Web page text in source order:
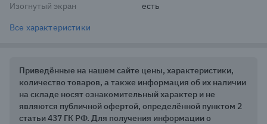
Изогнутый экран
есть
Все характеристики
Приведённые на нашем сайте цены, характеристики,
количество товаров, а также информация об их наличии
на складе носят ознакомительный характер и не
являются публичной офертой, определённой пунктом 2
статьи 437 ГК РФ. Для получения информации о